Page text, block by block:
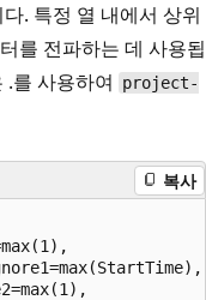
. 특정 열 내에서 상위
를 전파하는 데 사용됩
.를 사용하여
project-
복사